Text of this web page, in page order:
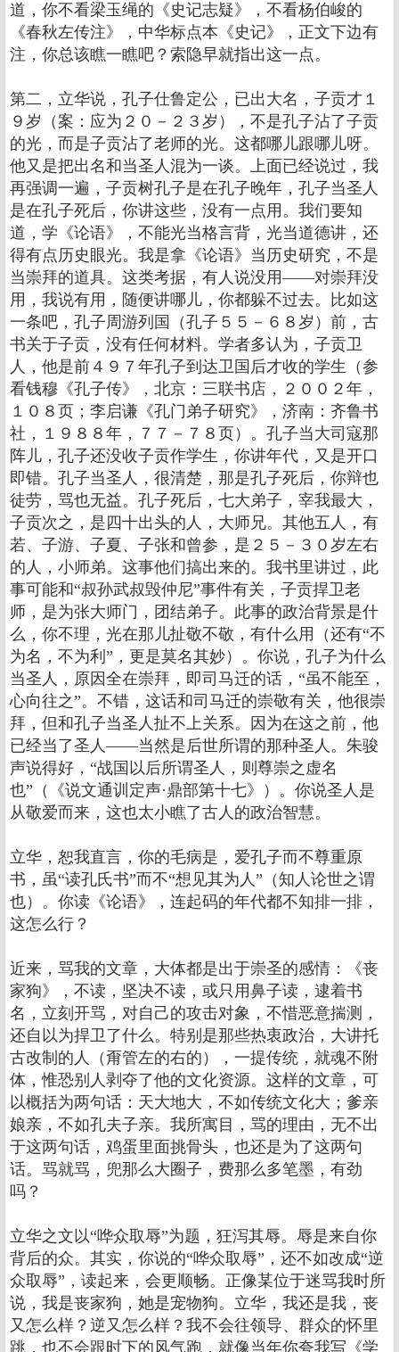
道，你不看梁玉绳的《史记志疑》，不看杨伯峻的
《春秋左传注》，中华标点本《史记》，正文下边有
注，你总该瞧一瞧吧？索隐早就指出这一点。
第二，立华说，孔子仕鲁定公，已出大名，子贡才１
９岁（案：应为２０－２３岁），不是孔子沾了子贡
的光，而是子贡沾了老师的光。这都哪儿跟哪儿呀。
他又是把出名和当圣人混为一谈。上面已经说过，我
再强调一遍，子贡树孔子是在孔子晚年，孔子当圣人
是在孔子死后，你讲这些，没有一点用。我们要知
道，学《论语》，不能光当格言背，光当道德讲，还
得有点历史眼光。我是拿《论语》当历史研究，不是
当崇拜的道具。这类考据，有人说没用——对崇拜没
用，我说有用，随便讲哪儿，你都躲不过去。比如这
一条吧，孔子周游列国（孔子５５－６８岁）前，古
书关于子贡，没有任何材料。学者多认为，子贡卫
人，他是前４９７年孔子到达卫国后才收的学生（参
看钱穆《孔子传》，北京：三联书店，２００２年，
１０８页；李启谦《孔门弟子研究》，济南：齐鲁书
社，１９８８年，７７－７８页）。孔子当大司寇那
阵儿，孔子还没收子贡作学生，你讲年代，又是开口
即错。孔子当圣人，很清楚，那是孔子死后，你辩也
徒劳，骂也无益。孔子死后，七大弟子，宰我最大，
子贡次之，是四十出头的人，大师兄。其他五人，有
若、子游、子夏、子张和曾参，是２５－３０岁左右
的人，小师弟。这事他们搞出来的。我书里讲过，此
事可能和“叔孙武叔毁仲尼”事件有关，子贡捍卫老
师，是为张大师门，团结弟子。此事的政治背景是什
么，你不理，光在那儿扯敬不敬，有什么用（还有“不
为名，不为利”，更是莫名其妙）。你说，孔子为什么
当圣人，原因全在崇拜，即司马迁的话，“虽不能至，
心向往之”。不错，这话和司马迁的崇敬有关，他很崇
拜，但和孔子当圣人扯不上关系。因为在这之前，他
已经当了圣人——当然是后世所谓的那种圣人。朱骏
声说得好，“战国以后所谓圣人，则尊崇之虚名
也”（《说文通训定声·鼎部第十七》）。你说圣人是
从敬爱而来，这也太小瞧了古人的政治智慧。
立华，恕我直言，你的毛病是，爱孔子而不尊重原
书，虽“读孔氏书”而不“想见其为人”（知人论世之谓
也）。你读《论语》，连起码的年代都不知排一排，
这怎么行？
近来，骂我的文章，大体都是出于崇圣的感情：《丧
家狗》，不读，坚决不读，或只用鼻子读，逮着书
名，立刻开骂，对自己的攻击对象，不惜恶意揣测，
还自以为捍卫了什么。特别是那些热衷政治，大讲托
古改制的人（甭管左的右的），一提传统，就魂不附
体，惟恐别人剥夺了他的文化资源。这样的文章，可
以概括为两句话：天大地大，不如传统文化大；爹亲
娘亲，不如孔夫子亲。我所寓目，骂的理由，无不出
于这两句话，鸡蛋里面挑骨头，也还是为了这两句
话。骂就骂，兜那么大圈子，费那么多笔墨，有劲
吗？
立华之文以“哗众取辱”为题，狂泻其辱。辱是来自你
背后的众。其实，你说的“哗众取辱”，还不如改成“逆
众取辱”，读起来，会更顺畅。正像某位于迷骂我时所
说，我是丧家狗，她是宠物狗。立华，我还是我，丧
又怎么样？逆又怎么样？我不会往领导、群众的怀里
跳，也不会跟时下的风气跑，就像当年你夸我写《学